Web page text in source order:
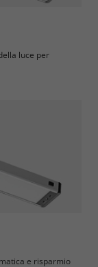
luce per
e risparmio